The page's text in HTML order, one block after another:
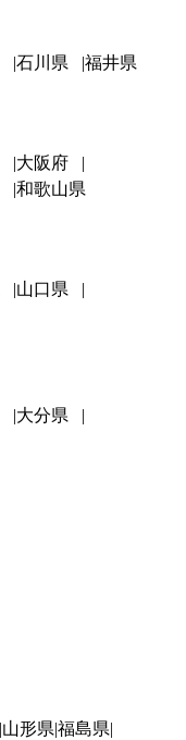
石川県 福井県
大阪府
和歌山県
山口県
大分県
山形県 福島県